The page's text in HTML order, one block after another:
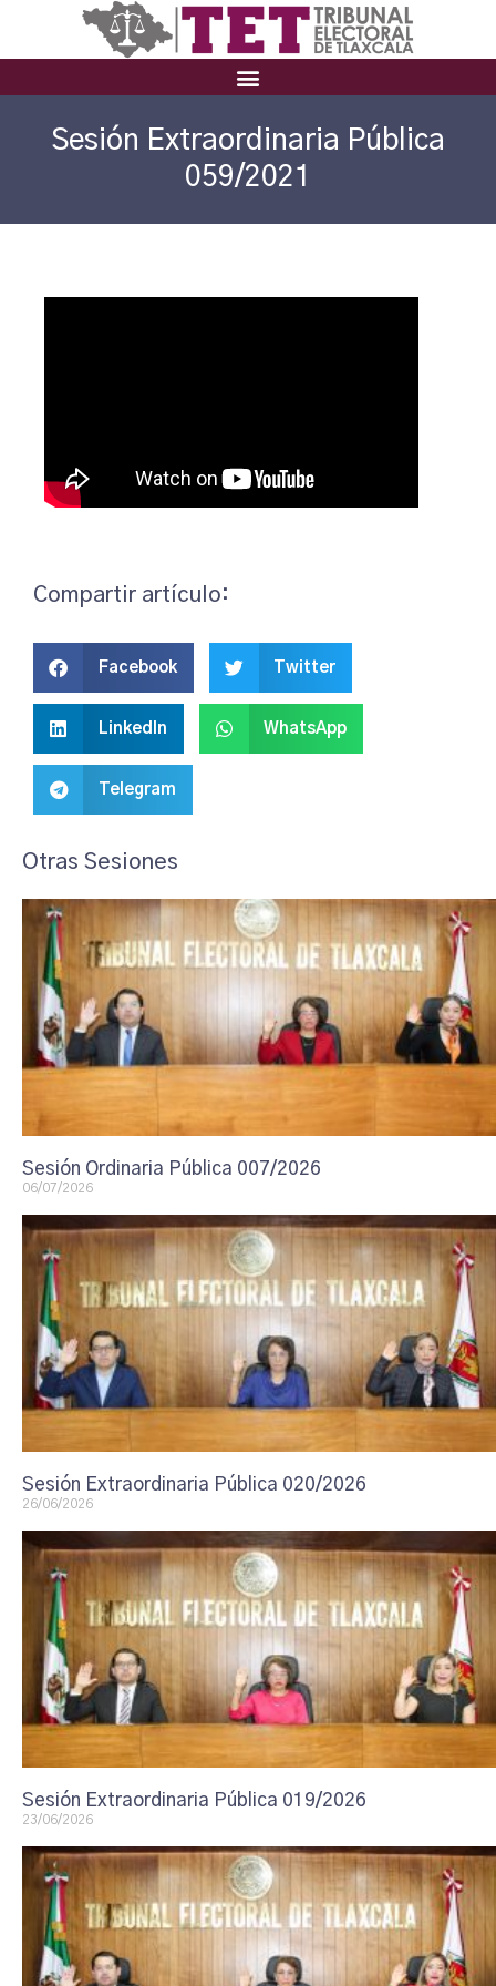
Sesión Extraordinaria Pública
059/2021
Compartir artículo:
Facebook Twitter
LinkedIn WhatsApp
Telegram
Otras Sesiones
Sesión Ordinaria Pública 007/2026
06/07/2026
Sesión Extraordinaria Pública 020/2026
26/06/2026
Sesión Extraordinaria Pública 019/2026
23/06/2026